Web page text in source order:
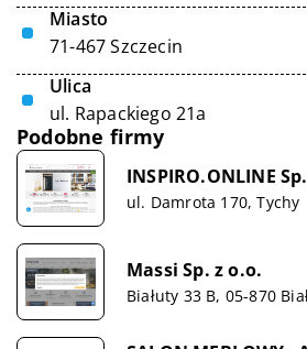
Miasto
71-467 Szczecin
Ulica
ul. Rapackiego 21a
Podobne firmy
INSPIRO.ONLINE
ul. Damrota 170, Tychy
Massi Sp. z o.o.
Białuty 33 B, 05-870